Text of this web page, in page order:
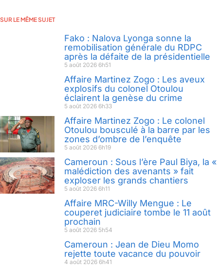
SUR LE MÊME SUJET
Fako : Nalova Lyonga sonne la
remobilisation générale du RDPC
après la défaite de la présidentielle
5 août 2026 6h51
Affaire Martinez Zogo : Les aveux
explosifs du colonel Otoulou
éclairent la genèse du crime
5 août 2026 6h33
Affaire Martinez Zogo : Le colonel
Otoulou bousculé à la barre par les
zones d’ombre de l’enquête
5 août 2026 6h19
Cameroun : Sous l’ère Paul Biya, la «
malédiction des avenants » fait
exploser les grands chantiers
5 août 2026 6h11
Affaire MRC-Willy Mengue : Le
couperet judiciaire tombe le 11 août
prochain
5 août 2026 5h54
Cameroun : Jean de Dieu Momo
rejette toute vacance du pouvoir
4 août 2026 6h41